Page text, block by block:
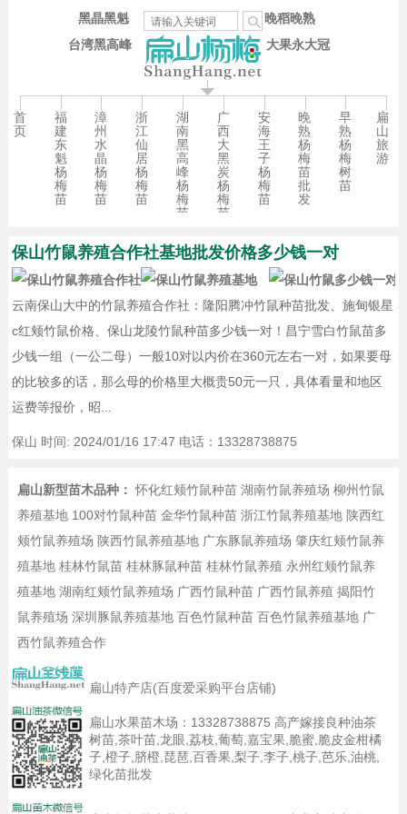
台湾黑高峰
晚稻晚熟
大果永大冠
黑晶黑魁
首
页
福
建
东
魁
杨
梅
苗
漳
州
水
晶
杨
梅
苗
浙
江
仙
居
杨
梅
苗
湖
南
黑
高
峰
杨
梅
苗
广
西
大
黑
炭
杨
梅
苗
安
海
王
子
杨
梅
苗
晚
熟
杨
梅
苗
批
发
早
熟
杨
梅
树
苗
扁
山
旅
游
保山竹鼠养殖合作社基地批发价格多少钱一对
云南保山大中的竹鼠养殖合作社：隆阳腾冲竹鼠种苗批发、施甸银星
c红颊竹鼠价格、保山龙陵竹鼠种苗多少钱一对！昌宁雪白竹鼠苗多
少钱一组（一公二母）一般10对以内价在360元左右一对，如果要母
的比较多的话，那么母的价格里大概贵50元一只，具体看量和地区
运费等报价，昭...
保山 时间: 2024/01/16 17:47 电话：13328738875
扁山新型苗木品种： 怀化红颊竹鼠种苗 湖南竹鼠养殖场 柳州竹鼠
养殖基地 100对竹鼠种苗 金华竹鼠种苗 浙江竹鼠养殖基地 陕西红
颊竹鼠养殖场 陕西竹鼠养殖基地 广东豚鼠养殖场 肇庆红颊竹鼠养
殖基地 桂林竹鼠苗 桂林豚鼠种苗 桂林竹鼠养殖 永州红颊竹鼠养
殖基地 湖南红颊竹鼠养殖场 广西竹鼠种苗 广西竹鼠养殖 揭阳竹
鼠养殖场 深圳豚鼠养殖基地 百色竹鼠种苗 百色竹鼠养殖基地 广
西竹鼠养殖合作
扁山特产店(百度爱采购平台店铺)
扁山水果苗木场： 13328738875 高产嫁接良种油茶
树苗,茶叶苗,龙眼,荔枝,葡萄,嘉宝果,脆蜜,脆皮金柑橘
子,橙子,脐橙,琵琶,百香果,梨子,李子,桃子,芭乐,油桃,
绿化苗批发